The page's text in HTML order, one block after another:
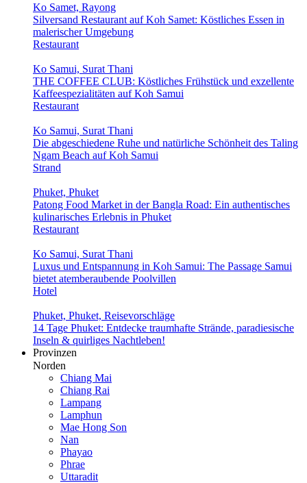
Ko Samet, Rayong
Silversand Restaurant auf Koh Samet: Köstliches Essen in
malerischer Umgebung
Restaurant
Ko Samui, Surat Thani
THE COFFEE CLUB: Köstliches Frühstück und exzellente
Kaffeespezialitäten auf Koh Samui
Restaurant
Ko Samui, Surat Thani
Die abgeschiedene Ruhe und natürliche Schönheit des Taling
Ngam Beach auf Koh Samui
Strand
Phuket, Phuket
Patong Food Market in der Bangla Road: Ein authentisches
kulinarisches Erlebnis in Phuket
Restaurant
Ko Samui, Surat Thani
Luxus und Entspannung in Koh Samui: The Passage Samui
bietet atemberaubende Poolvillen
Hotel
Phuket, Phuket, Reisevor­schläge
14 Tage Phuket: Entdecke traumhafte Strände, paradie­sische
Inseln & quirliges Nachtleben!
Provinzen
Norden
Chiang Mai
Chiang Rai
Lampang
Lamphun
Mae Hong Son
Nan
Phayao
Phrae
Uttaradit